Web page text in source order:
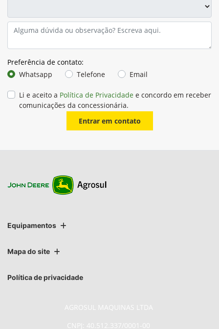
Preferência de contato:
Whatsapp
Telefone Email
Li e aceito a Política de Privacidade e concordo em receber
comunicações da concessionária.
Entrar em contato
Equipamentos
Mapa do site
Política de privacidade
AGROSUL MAQUINAS LTDA
CNPJ: 40.512.337/0001-00